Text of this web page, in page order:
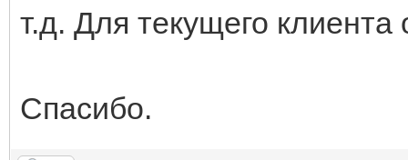
т.д. Для текущего
Спасибо.